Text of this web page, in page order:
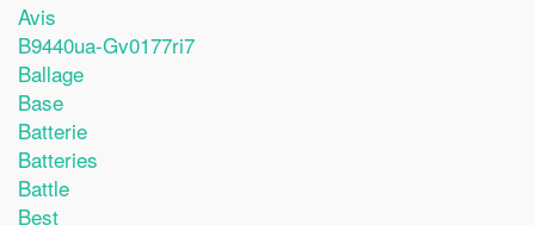
Avis
B9440ua-Gv0177ri7
Ballage
Base
Batterie
Batteries
Battle
Best